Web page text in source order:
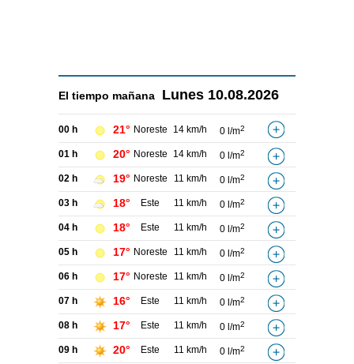
El tiempo mañana Lunes 10.08.2026
00 h 21° Noreste 14 km/h 0 l/m2
01 h 20° Noreste 14 km/h 0 l/m2
02 h 19° Noreste 11 km/h 0 l/m2
03 h 18° Este 11 km/h 0 l/m2
04 h 18° Este 11 km/h 0 l/m2
05 h 17° Noreste 11 km/h 0 l/m2
06 h 17° Noreste 11 km/h 0 l/m2
07 h 16° Este 11 km/h 0 l/m2
08 h 17° Este 11 km/h 0 l/m2
09 h 20° Este 11 km/h 0 l/m2